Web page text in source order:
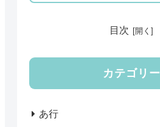
目次
カテゴリー
あ行